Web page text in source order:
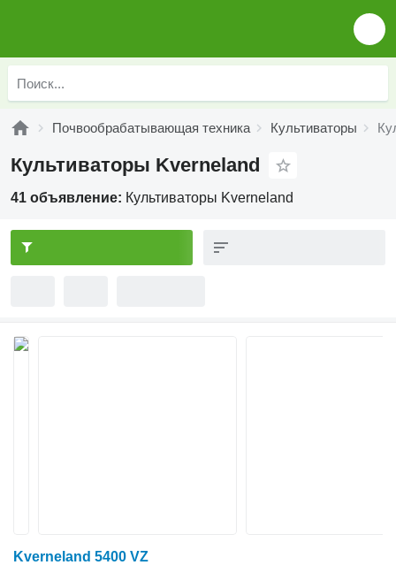
Почвообрабатывающая техника Культиваторы
Культиваторы Kverneland
41 объявление: Культиваторы Kverneland
Kverneland 5400 VZ